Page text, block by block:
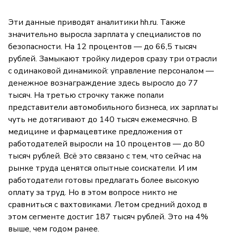
Эти данные приводят аналитики hh.ru. Также
значительно выросла зарплата у специалистов по
безопасности. На 12 процентов — до 66,5 тысяч
рублей. Замыкают тройку лидеров сразу три отрасли
с одинаковой динамикой: управление персоналом —
денежное вознаграждение здесь выросло до 77
тысяч. На третью строчку также попали
представители автомобильного бизнеса, их зарплаты
чуть не дотягивают до 140 тысяч ежемесячно. В
медицине и фармацевтике предложения от
работодателей выросли на 10 процентов — до 80
тысяч рублей. Всё это связано с тем, что сейчас на
рынке труда ценятся опытные соискатели. И им
работодатели готовы предлагать более высокую
оплату за труд. Но в этом вопросе никто не
сравниться с вахтовиками. Летом средний доход в
этом сегменте достиг 187 тысяч рублей. Это на 4%
выше, чем годом ранее.